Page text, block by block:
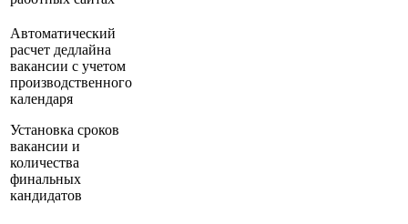
Автоматический
расчет дедлайна
вакансии с учетом
производственного
календаря
Установка сроков
вакансии и
количества
финальных
кандидатов